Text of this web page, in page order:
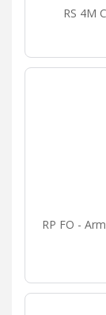
RS 4M
RP FO -